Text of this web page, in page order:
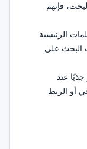
فإنهم
الرئيسية
البحث على
عند
أو الربط